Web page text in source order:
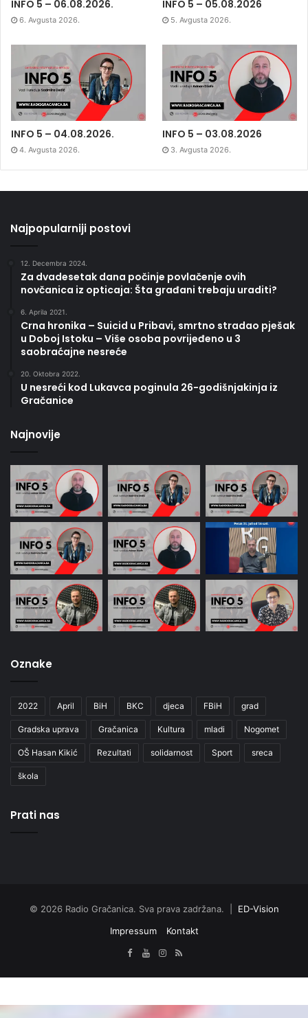
INFO 5 – 06.08.2026.
6. Avgusta 2026.
INFO 5 – 05.08.2026
5. Avgusta 2026.
INFO 5 – 04.08.2026.
4. Avgusta 2026.
INFO 5 – 03.08.2026
3. Avgusta 2026.
Najpopularniji postovi
12. Decembra 2024.
Za dvadesetak dana počinje povlačenje ovih
novčanica iz opticaja: Šta građani trebaju uraditi?
6. Aprila 2021.
Crna hronika – Suicid u Pribavi, smrtno stradao pješak
u Doboj Istoku – Više osoba povrijeđeno u 3
saobraćajne nesreće
20. Oktobra 2022.
U nesreći kod Lukavca poginula 26-godišnjakinja iz
Gračanice
Najnovije
Oznake
2022 April BiH BKC djeca FBiH grad
Gradska uprava Gračanica Kultura mladi Nogomet
OŠ Hasan Kikić Rezultati solidarnost Sport sreca
škola
Prati nas
© 2026 Radio Gračanica. Sva prava zadržana. | ED-Vision
Impressum
Kontakt